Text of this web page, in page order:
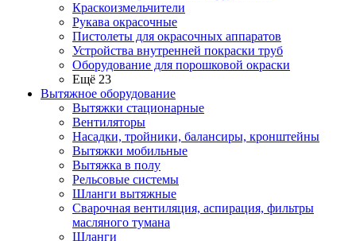
Краскоизмельчители
Рукава окрасочные
Пистолеты для окрасочных аппаратов
Устройства внутренней покраски труб
Оборудование для порошковой окраски
Ещё 23
Вытяжное оборудование
Вытяжки стационарные
Вентиляторы
Насадки, тройники, балансиры, кронштейны
Вытяжки мобильные
Вытяжка в полу
Рельсовые системы
Шланги вытяжные
Сварочная вентиляция, аспирация, фильтры
масляного тумана
Шланги